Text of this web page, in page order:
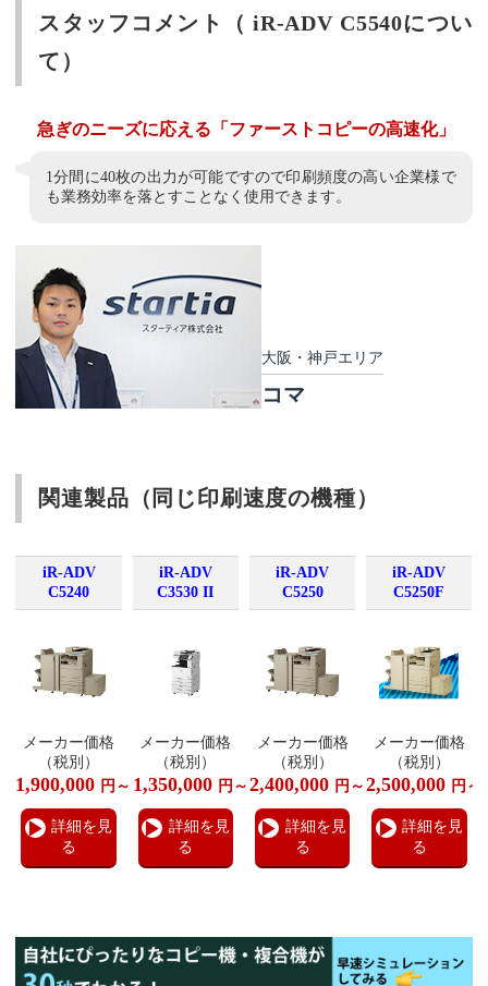
スタッフコメント（ iR-ADV C5540につい
て）
大阪・神戸エリア
コマ
急ぎのニーズに応える「ファーストコピーの高速化」
1分間に40枚の出力が可能ですので印刷頻度の高い企業様で
も業務効率を落とすことなく使用できます。
関連製品（同じ印刷速度の機種）
iR-ADV
C5240
メーカー価格
（税別）
1,900,000 円～
詳細を見
る
iR-ADV
C3530 II
メーカー価格
（税別）
1,350,000 円～
詳細を見
る
iR-ADV
C5250
メーカー価格
（税別）
2,400,000 円～
詳細を見
る
iR-ADV
C5250F
メーカー価格
（税別）
2,500,000 円～
詳細を見
る